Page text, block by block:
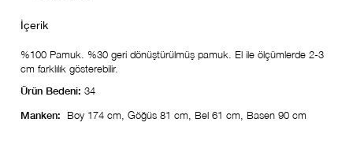
%100 Pamuk. %30 geri dönüştürülmüş pamuk. El ile ölçümlerde 2-3
cm farklılık gösterebilir.
Ürün Bedeni: 34
Manken:
Boy 174 cm, Göğüs 81 cm, Bel 61 cm, Basen 90 cm